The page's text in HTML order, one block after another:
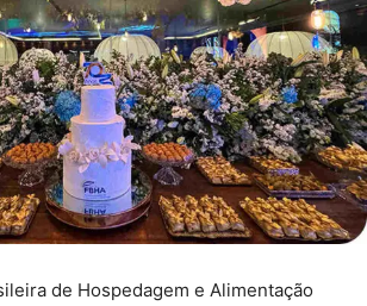
de Hospedagem e Alimentação